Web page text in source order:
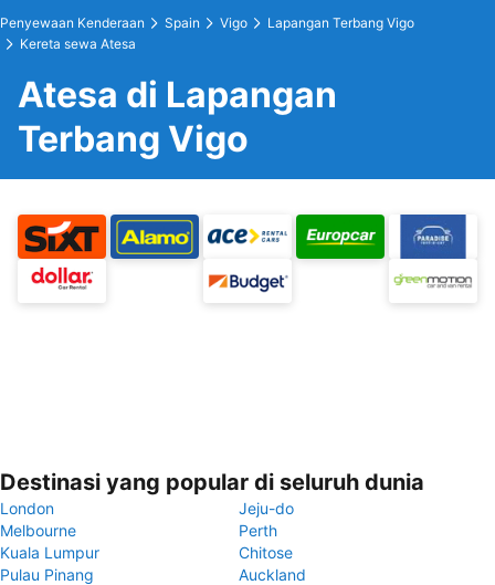
Penyewaan Kenderaan Spain Vigo
Lapangan Terbang Vigo
Kereta sewa Atesa
Atesa di Lapangan
Terbang Vigo
Destinasi yang popular di seluruh dunia
London
Jeju-do
Melbourne
Perth
Kuala Lumpur
Chitose
Pulau Pinang
Auckland